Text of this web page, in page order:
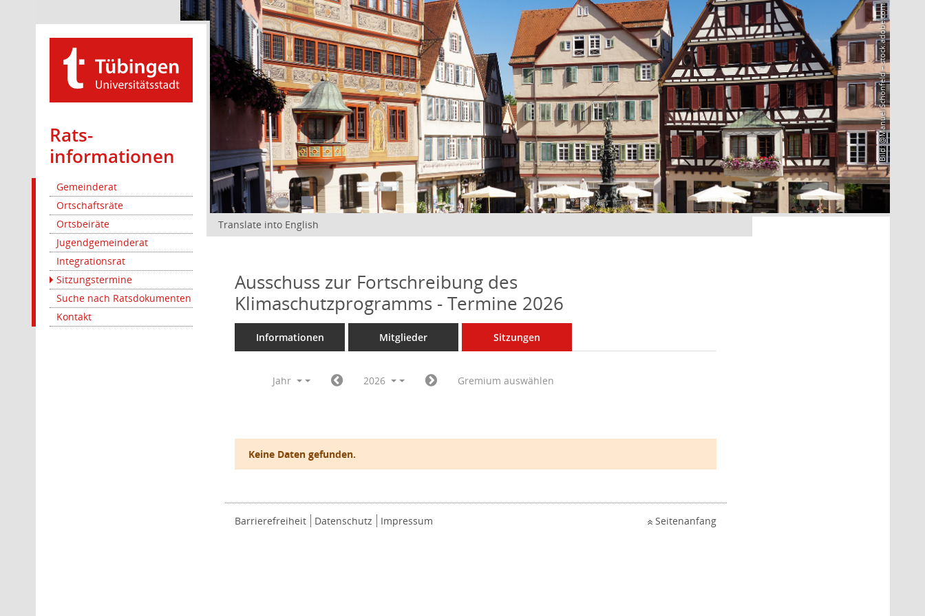
Rats­
informationen
Gemeinderat
Ortschaftsräte
Ortsbeiräte
Jugendgemeinderat
Integrationsrat
Sitzungstermine
Suche nach Ratsdokumenten
Kontakt
Bild: @Manuel Schönfeld – stock.adobe.com
Translate into English
Ausschuss zur Fortschreibung des
Klimaschutzprogramms - Termine 2026
Informationen Mitglieder Sitzungen
Jahr 2026 Gremium auswählen
Keine Daten gefunden.
Barrierefreiheit Datenschutz Impressum Seitenanfang